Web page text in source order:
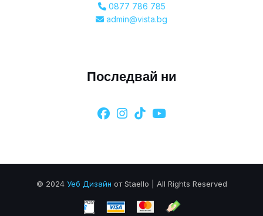
0877 786 785
admin@vista.bg
Последвай ни
© 2024 Уеб Дизайн от Staello | All Rights Reserved